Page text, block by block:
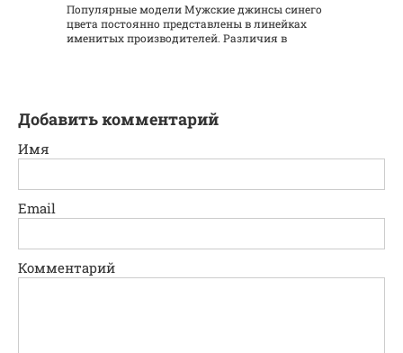
Популярные модели Мужские джинсы синего
цвета постоянно представлены в линейках
именитых производителей. Различия в
Добавить комментарий
Имя
Email
Комментарий